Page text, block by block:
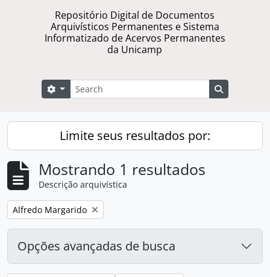
Repositório Digital de Documentos
Arquivísticos Permanentes e Sistema
Informatizado de Acervos Permanentes
da Unicamp
Buscar
Opções de busca
Limite seus resultados por:
Mostrando 1 resultados
Descrição arquivística
Remover filtro:
Alfredo Margarido
Opções avançadas de busca